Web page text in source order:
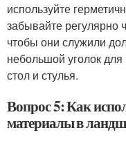
используйте
забывайте регулярно
чтобы они служили
небольшой уголок
стол и стулья.
Вопрос 5: Как
материалы в